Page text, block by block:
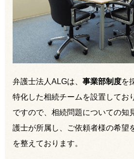
弁護士法人ALGは、 事業部制度を
特化した相続チームを設置してお
ですので、相続問題についての知
護士が所属し、ご依頼者様の希望
を整えております。